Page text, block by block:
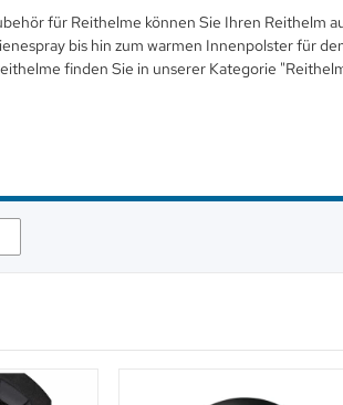
für Reithelme können Sie Ihren Reithelm
bis hin zum warmen Innenpolster für
finden Sie in unserer Kategorie